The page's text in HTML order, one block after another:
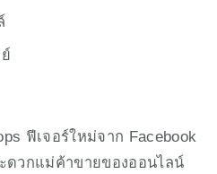
ฟีเจอร์ใหม่จาก Facebook
ดวกแม่ค้าขายของออนไลน์